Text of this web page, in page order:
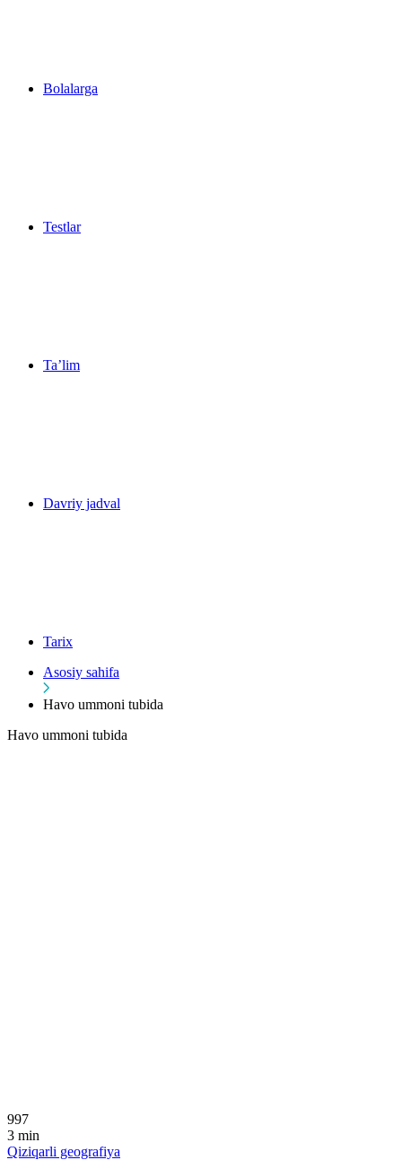
Bolalarga
Testlar
Ta’lim
Davriy jadval
Tarix
Asosiy sahifa
Havo ummoni tubida
Havo ummoni tubida
997
3 min
Qiziqarli geografiya